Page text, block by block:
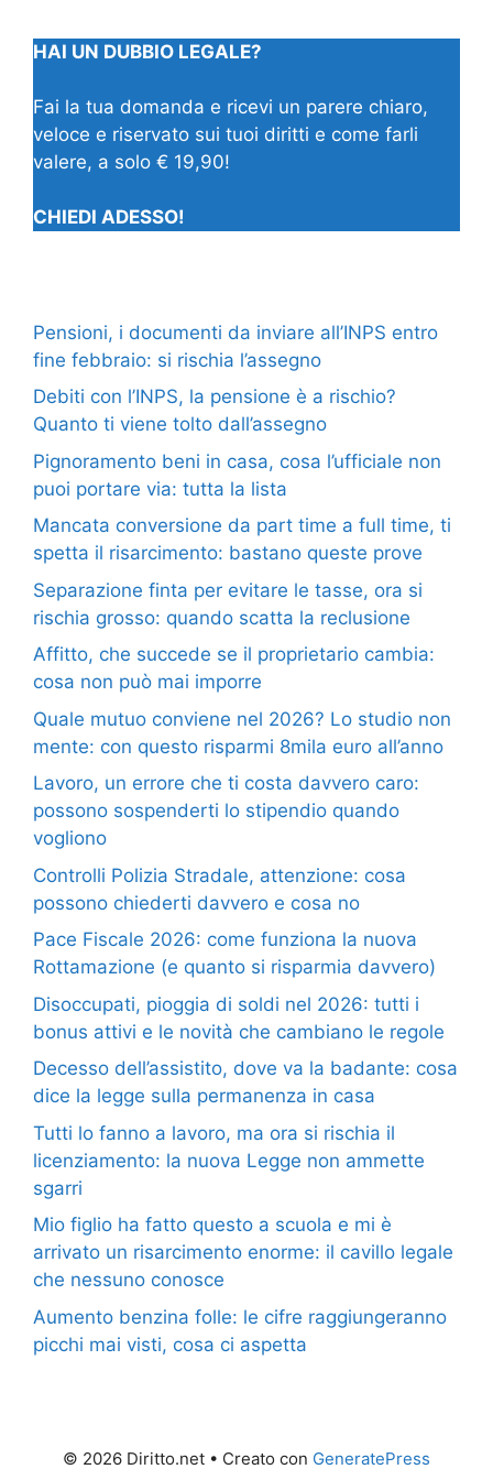
HAI UN DUBBIO LEGALE?
Fai la tua domanda e ricevi un parere chiaro,
veloce e riservato sui tuoi diritti e come farli
valere, a solo € 19,90!
CHIEDI ADESSO!
Pensioni, i documenti da inviare all’INPS entro
fine febbraio: si rischia l’assegno
Debiti con l’INPS, la pensione è a rischio?
Quanto ti viene tolto dall’assegno
Pignoramento beni in casa, cosa l’ufficiale non
puoi portare via: tutta la lista
Mancata conversione da part time a full time, ti
spetta il risarcimento: bastano queste prove
Separazione finta per evitare le tasse, ora si
rischia grosso: quando scatta la reclusione
Affitto, che succede se il proprietario cambia:
cosa non può mai imporre
Quale mutuo conviene nel 2026? Lo studio non
mente: con questo risparmi 8mila euro all’anno
Lavoro, un errore che ti costa davvero caro:
possono sospenderti lo stipendio quando
vogliono
Controlli Polizia Stradale, attenzione: cosa
possono chiederti davvero e cosa no
Pace Fiscale 2026: come funziona la nuova
Rottamazione (e quanto si risparmia davvero)
Disoccupati, pioggia di soldi nel 2026: tutti i
bonus attivi e le novità che cambiano le regole
Decesso dell’assistito, dove va la badante: cosa
dice la legge sulla permanenza in casa
Tutti lo fanno a lavoro, ma ora si rischia il
licenziamento: la nuova Legge non ammette
sgarri
Mio figlio ha fatto questo a scuola e mi è
arrivato un risarcimento enorme: il cavillo legale
che nessuno conosce
Aumento benzina folle: le cifre raggiungeranno
picchi mai visti, cosa ci aspetta
© 2026 Diritto.net • Creato con GeneratePress